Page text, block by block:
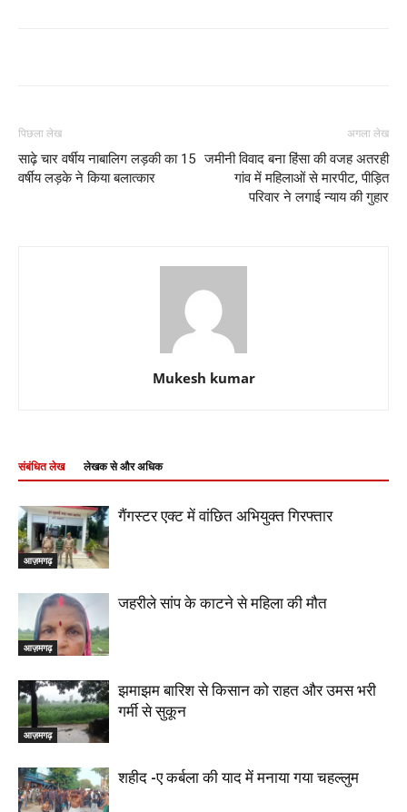
पिछला लेख
साढ़े चार वर्षीय नाबालिग लड़की का 15
वर्षीय लड़के ने किया बलात्कार
अगला लेख
जमीनी विवाद बना हिंसा की वजह अतरही
गांव में महिलाओं से मारपीट, पीड़ित
परिवार ने लगाई न्याय की गुहार
Mukesh kumar
संबंधित लेख लेखक से और अधिक
आज़मगढ़
गैंगस्टर एक्ट में वांछित अभियुक्त गिरफ्तार
आज़मगढ़
जहरीले सांप के काटने से महिला की मौत
आज़मगढ़
झमाझम बारिश से किसान को राहत और उमस भरी
गर्मी से सुकून
शहीद -ए कर्बला की याद में मनाया गया चहल्लुम